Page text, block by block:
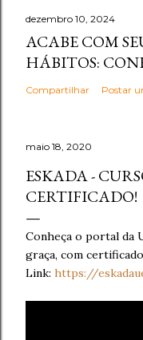
dezembro 10, 2024
ACABE COM
HÁBITOS:
Compartilhar Postar
maio 18, 2020
ESKADA -
CERTIFICADO!
Conheça o portal da
graça, com
Link: https://